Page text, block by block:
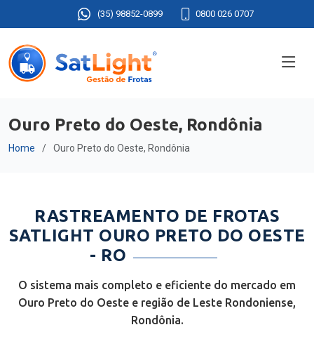
(35) 98852-0899 0800 026 0707
Ouro Preto do Oeste, Rondônia
Home Ouro Preto do Oeste, Rondônia
RASTREAMENTO DE FROTAS
SATLIGHT OURO PRETO DO OESTE
- RO
O sistema mais completo e eficiente do mercado em
Ouro Preto do Oeste e região de Leste Rondoniense,
Rondônia.